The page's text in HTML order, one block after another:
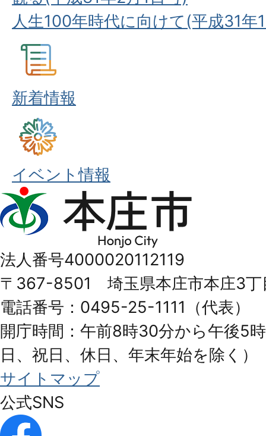
人生100年時代に向けて(平成31年
新着情報
イベント情報
本
庄
Honjo
City
法人番号4000020112119
〒367-8501 埼玉県本庄市本庄3丁
電話番号：0495-25-1111（代表）
開庁時間：午前8時30分から午後5
日、祝日、休日、年末年始を除く）
サイトマップ
公式SNS